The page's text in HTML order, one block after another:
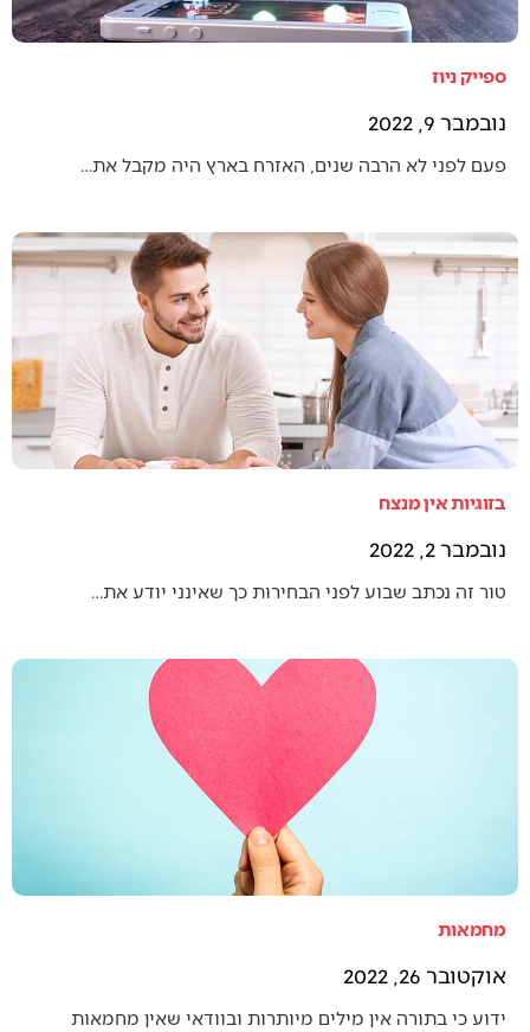
ספייק ניוז
נובמבר 9, 2022
פעם לפני לא הרבה שנים, האזרח בארץ היה מקבל את…
בזוגיות אין מנצח
נובמבר 2, 2022
טור זה נכתב שבוע לפני הבחירות כך שאינני יודע את…
מחמאות
אוקטובר 26, 2022
ידוע כי בתורה אין מילים מיותרות ובוודאי שאין מחמאות